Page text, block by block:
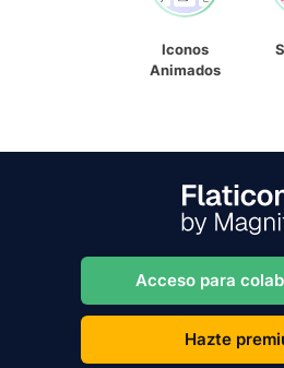
Iconos
Animados
Acceso para
Hazte